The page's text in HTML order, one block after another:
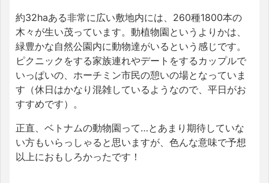
約32haある非常に広い敷地内には、260種1800本の
木々が生い茂っています。動植物園というよりかは、
緑豊かな自然公園内に動物達がいるという感じです。
ピクニックをする家族連れやデートをするカップルで
いっぱいの、ホーチミン市民の憩いの場となっていま
す（休日はかなり混雑しているようなので、平日がお
すすめです）。
正直、ベトナムの動物園って…とあまり期待していな
い方もいらっしゃると思いますが、色んな意味で予想
以上におもしろかったです！